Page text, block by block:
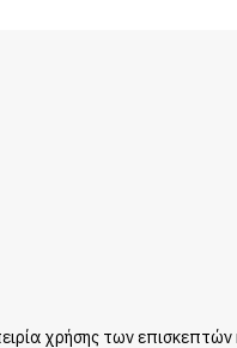
χρήσης των